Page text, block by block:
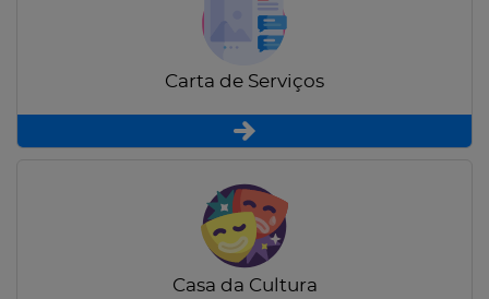
Carta de Serviços
Casa da Cultura